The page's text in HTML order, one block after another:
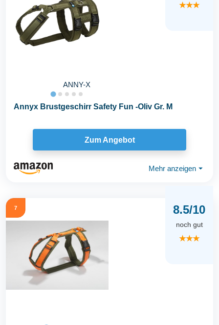
ANNY-X
★★★
Annyx Brustgeschirr Safety Fun -Oliv Gr. M
Zum Angebot
Mehr anzeigen ⏷
7 8.5/10
noch gut
★★★